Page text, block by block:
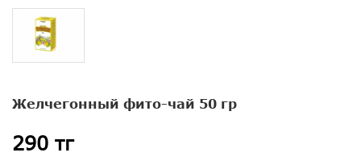
Желчегонный фито-чай 50 гр
290 тг